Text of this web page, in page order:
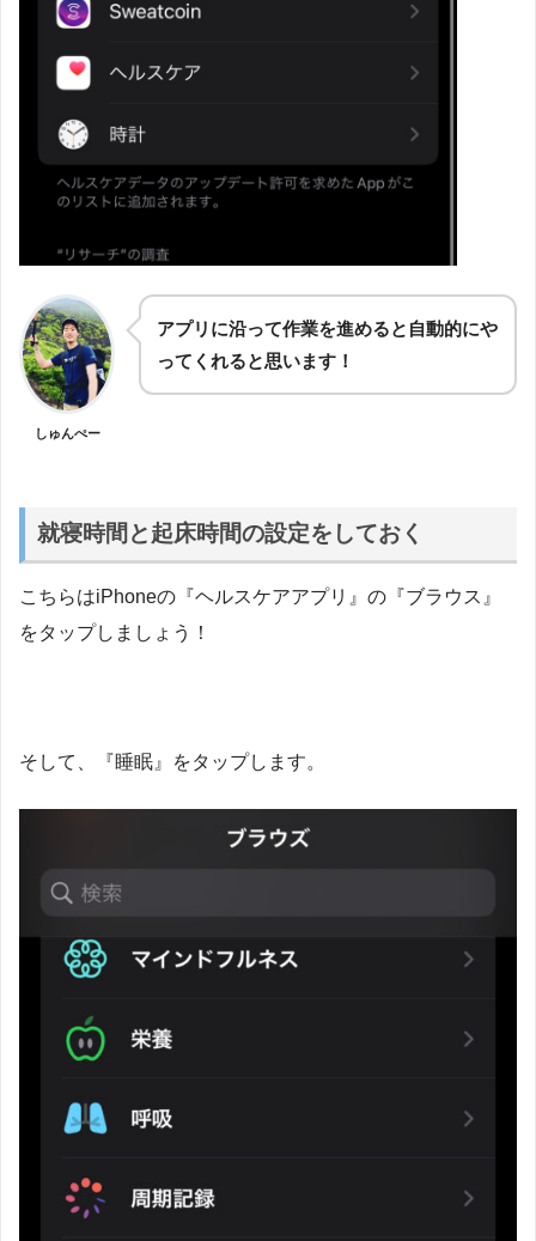
しゅんぺー
アプリに沿って作業を進めると自動的にや
ってくれると思います！
就寝時間と起床時間の設定をしておく
こちらはiPhoneの『ヘルスケアアプリ』の『ブラウス』
をタップしましょう！
そして、『睡眠』をタップします。